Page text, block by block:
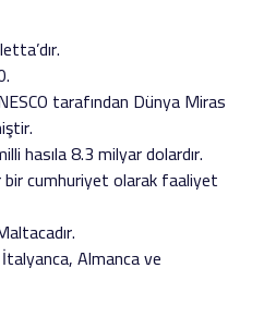
tarafından Dünya Miras
hasıla 8.3 milyar dolardır.
cumhuriyet olarak faaliyet
Almanca ve